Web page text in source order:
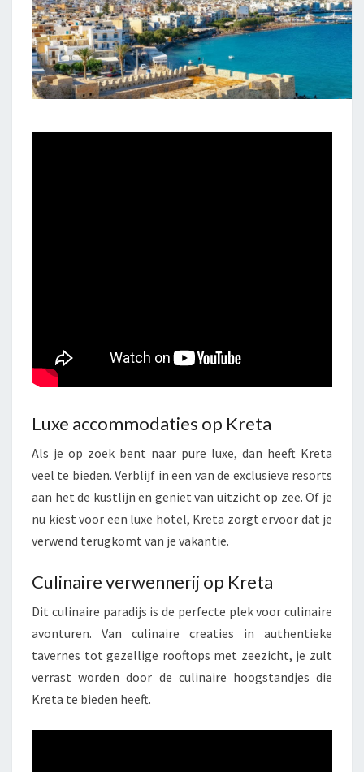
Luxe accommodaties op Kreta
Als je op zoek bent naar pure luxe, dan heeft Kreta
veel te bieden. Verblijf in een van de exclusieve resorts
aan het de kustlijn en geniet van uitzicht op zee. Of je
nu kiest voor een luxe hotel, Kreta zorgt ervoor dat je
verwend terugkomt van je vakantie.
Culinaire verwennerij op Kreta
Dit culinaire paradijs is de perfecte plek voor culinaire
avonturen. Van culinaire creaties in authentieke
tavernes tot gezellige rooftops met zeezicht, je zult
verrast worden door de culinaire hoogstandjes die
Kreta te bieden heeft.